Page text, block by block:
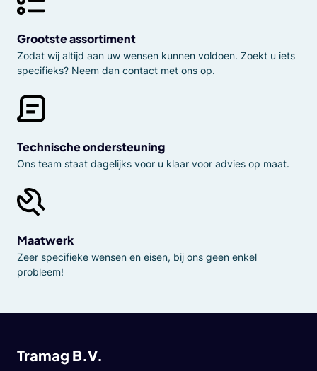
Grootste assortiment
Zodat wij altijd aan uw wensen kunnen voldoen. Zoekt u iets
specifieks? Neem dan contact met ons op.
Technische ondersteuning
Ons team staat dagelijks voor u klaar voor advies op maat.
Maatwerk
Zeer specifieke wensen en eisen, bij ons geen enkel
probleem!
Tramag B.V.